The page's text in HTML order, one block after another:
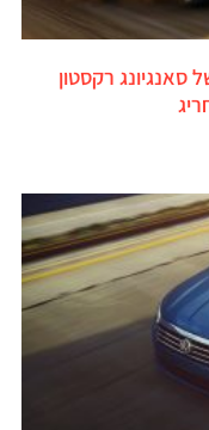
סאנגיונג רקסטון